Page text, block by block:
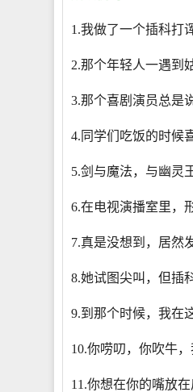
1.我做了一个插科打
2.那个年轻人一遇到
3.那个喜剧演员总是
4.同学们吃饭的时候
5.剑与魔法，与幽灵
6.在电视演播室里，
7.真是没想到，居然
8.她试图尖叫，但插
9.到那个时候，我在
10.你唠叨，你吹牛，
11.你想在你的嘴放在